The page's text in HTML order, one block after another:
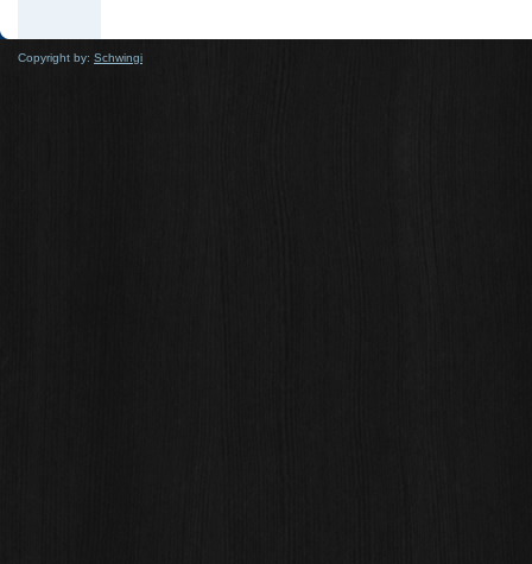
Copyright by: Schwingi